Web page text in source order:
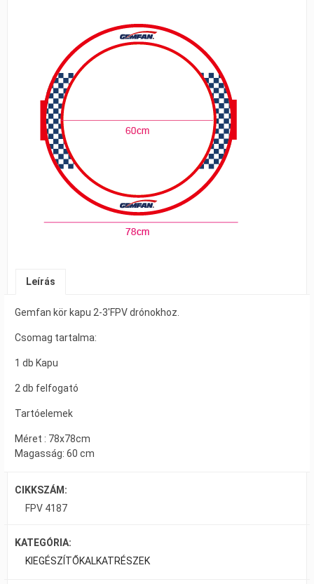
Leírás
Gemfan kör kapu 2-3′FPV drónokhoz.
Csomag tartalma:
1 db Kapu
2 db felfogató
Tartóelemek
Méret : 78x78cm
Magasság: 60 cm
CIKKSZÁM:
FPV 4187
KATEGÓRIA:
KIEGÉSZÍTŐKALKATRÉSZEK